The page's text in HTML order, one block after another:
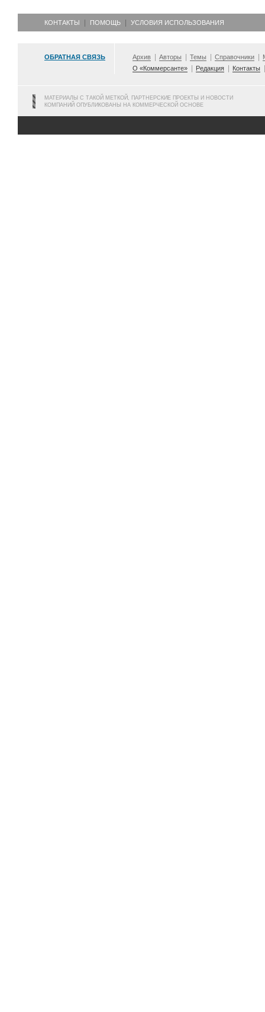
КОНТАКТЫ ПОМОЩЬ УСЛОВИЯ ИСПОЛЬЗОВАНИЯ
ОБРАТНАЯ СВЯЗЬ Архив Авторы Темы Справочники
О «Коммерсанте»
Редакция Контакты
МАТЕРИАЛЫ С ТАКОЙ МЕТКОЙ, ПАРТНЕРСКИЕ ПРОЕКТЫ И НОВОСТИ
КОМПАНИЙ ОПУБЛИКОВАНЫ НА КОММЕРЧЕСКОЙ ОСНОВЕ